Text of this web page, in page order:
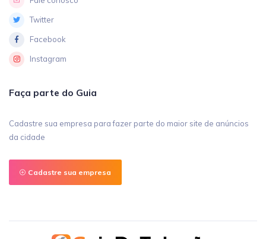
Twitter
Facebook
Instagram
Faça parte do Guia
Cadastre sua empresa para fazer parte do maior site de anúncios
da cidade
Cadastre sua empresa